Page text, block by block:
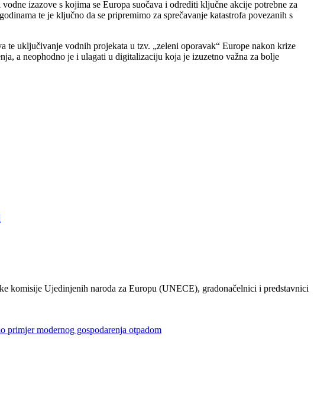
izazove s kojima se Europa suočava i odrediti ključne akcije potrebne za
te je ključno da se pripremimo za sprečavanje katastrofa povezanih s
uključivanje vodnih projekata u tzv. „zeleni oporavak“ Europe nakon krize
a neophodno je i ulagati u digitalizaciju koja je izuzetno važna za bolje
komisije Ujedinjenih naroda za Europu (UNECE), gradonačelnici i predstavnici
modernog gospodarenja otpadom